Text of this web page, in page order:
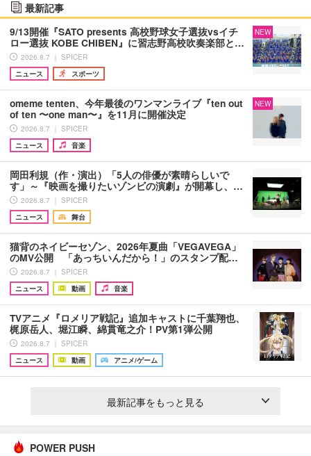
最新記事
9/13開催『SATO presents 高校野球女子選抜vsイチ
ロー選抜 KOBE CHIBEN』に習志野高校吹奏楽部と…
2026.8.7 ｜ SPICER
ニュース
スポーツ
NEW
omeme tenten、今年最後のワンマンライブ『ten out
of ten 〜one man〜』を11月に開催決定
2026.8.7 ｜ SPICER
ニュース
音楽
NEW
岡田利規（作・演出）「5人の俳優が素晴らしいで
す」～『映画を撮りたいゾンビの演劇』が開幕し、…
2026.8.7 ｜ SPICER
ニュース
舞台
猫背のネイビーセゾン、2026年夏曲「VEGAVEGA」
のMV公開 「あっちいんだから！」のスタンプ配…
2026.8.7 ｜ SPICER
ニュース
動画 音楽
TVアニメ『ロメリア戦記』追加キャストに千葉翔也、
梶原岳人、堀江瞬、綿貫竜之介！PV第1弾公開
2026.8.7 ｜ SPICER
ニュース
動画 アニメ/ゲーム
最新記事をもっと見る
POWER PUSH